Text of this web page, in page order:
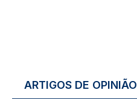
ARTIGOS DE OPINIÃO